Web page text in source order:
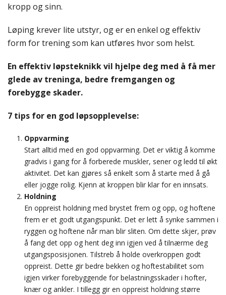
kropp og sinn.
Løping krever lite utstyr, og er en enkel og effektiv
form for trening som kan utføres hvor som helst.
En effektiv løpsteknikk vil hjelpe deg med å få mer
glede av treninga, bedre fremgangen og
forebygge skader.
7 tips for en god løpsopplevelse:
Oppvarming
Start alltid med en god oppvarming. Det er viktig å komme
gradvis i gang for å forberede muskler, sener og ledd til økt
aktivitet. Det kan gjøres så enkelt som å starte med å gå
eller jogge rolig. Kjenn at kroppen blir klar for en innsats.
Holdning
En oppreist holdning med brystet frem og opp, og hoftene
frem er et godt utgangspunkt. Det er lett å synke sammen i
ryggen og hoftene når man blir sliten. Om dette skjer, prøv
å fang det opp og hent deg inn igjen ved å tilnærme deg
utgangsposisjonen. Tilstreb å holde overkroppen godt
oppreist. Dette gir bedre bekken og hoftestabilitet som
igjen virker forebyggende for belastningsskader i hofter,
knær og ankler. I tillegg gir en oppreist holdning større